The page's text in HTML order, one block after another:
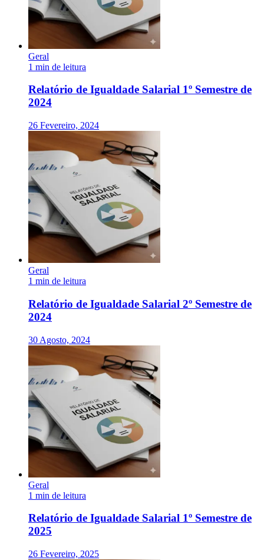
Geral
1 min de leitura
Relatório de Igualdade Salarial 1º Semestre de
2024
26 Fevereiro, 2024
Geral
1 min de leitura
Relatório de Igualdade Salarial 2º Semestre de
2024
30 Agosto, 2024
Geral
1 min de leitura
Relatório de Igualdade Salarial 1º Semestre de
2025
26 Fevereiro, 2025